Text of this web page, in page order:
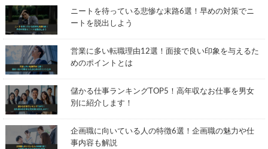
ニートを待っている悲惨な末路6選！早めの対策でニ
ートを脱出しよう
営業に多い転職理由12選！面接で良い印象を与えるた
めのポイントとは
儲かる仕事ランキングTOP5！高年収なお仕事を男女
別に紹介します！
企画職に向いている人の特徴6選！企画職の魅力や仕
事内容も解説